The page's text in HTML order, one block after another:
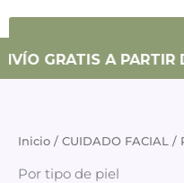
GRATIS A PARTIR
Inicio / CUIDADO FACIAL /
Por tipo de piel